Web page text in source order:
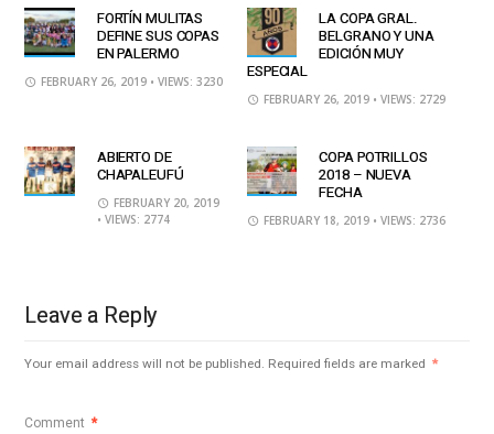
FORTÍN MULITAS
DEFINE SUS COPAS
EN PALERMO
FEBRUARY 26, 2019 • VIEWS: 3230
LA COPA GRAL.
BELGRANO Y UNA
EDICIÓN MUY
ESPECIAL
FEBRUARY 26, 2019 • VIEWS: 2729
ABIERTO DE
CHAPALEUFÚ
FEBRUARY 20, 2019
• VIEWS: 2774
COPA POTRILLOS
2018 – NUEVA
FECHA
FEBRUARY 18, 2019 • VIEWS: 2736
Leave a Reply
Your email address will not be published. Required fields are marked *
Comment *